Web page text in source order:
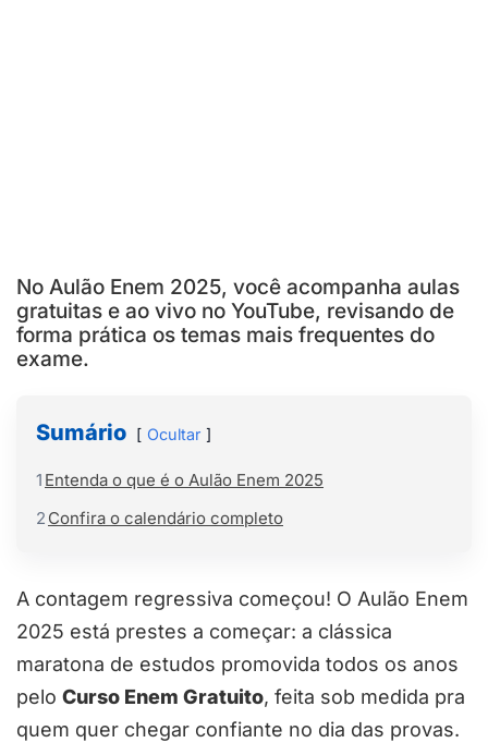
No Aulão Enem 2025, você acompanha aulas
gratuitas e ao vivo no YouTube, revisando de
forma prática os temas mais frequentes do
exame.
Sumário Ocultar
1 Entenda o que é o Aulão Enem 2025
2 Confira o calendário completo
A contagem regressiva começou! O Aulão Enem
2025 está prestes a começar: a clássica
maratona de estudos promovida todos os anos
pelo Curso Enem Gratuito, feita sob medida pra
quem quer chegar confiante no dia das provas.